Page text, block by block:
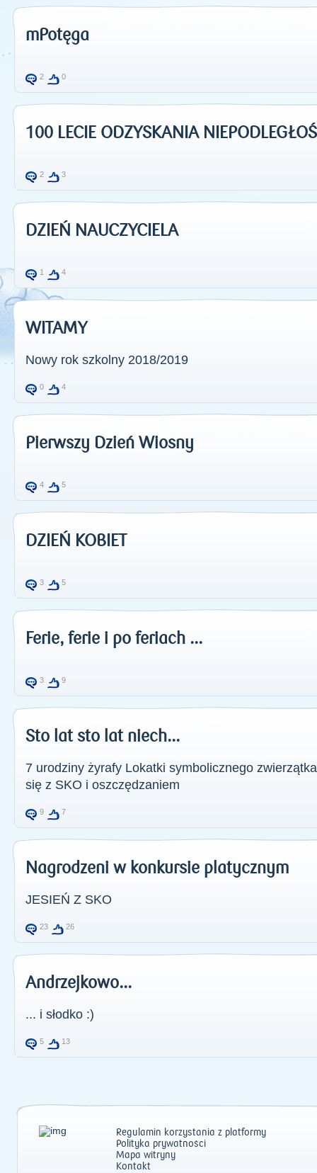
mPotęga
2 0
100 LECIE ODZYSKANIA
2 3
DZIEŃ NAUCZYCIELA
1 4
WITAMY
Nowy rok szkolny 2018/2019
0 4
Pierwszy Dzień Wiosny
4 5
DZIEŃ KOBIET
3 5
Ferie, ferie i po feriach ...
3 9
Sto lat sto lat niech...
7 urodziny żyrafy Lokatki symbolicznego
się z SKO i oszczędzaniem
9 7
Nagrodzeni w konkursie platycznym
JESIEŃ Z SKO
23 26
Andrzejkowo...
... i słodko :)
5 13
Regulamin korzystania z platformy
Polityka prywatności
Mapa witryny
Kontakt